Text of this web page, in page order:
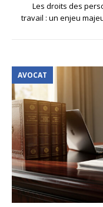
Les droits des
travail : un enjeu
AVOCAT